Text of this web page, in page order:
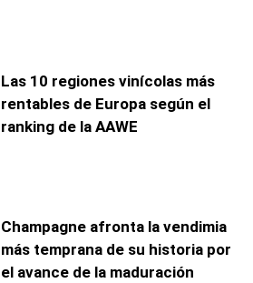
Las 10 regiones vinícolas más
rentables de Europa según el
ranking de la AAWE
Champagne afronta la vendimia
más temprana de su historia por
el avance de la maduración